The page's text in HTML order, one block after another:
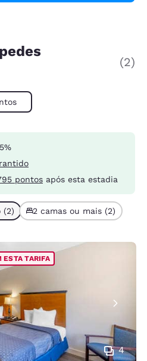
(2)
pontos após esta estadia
(2) 2 camas ou mais (2)
4
ESTA TARIFA